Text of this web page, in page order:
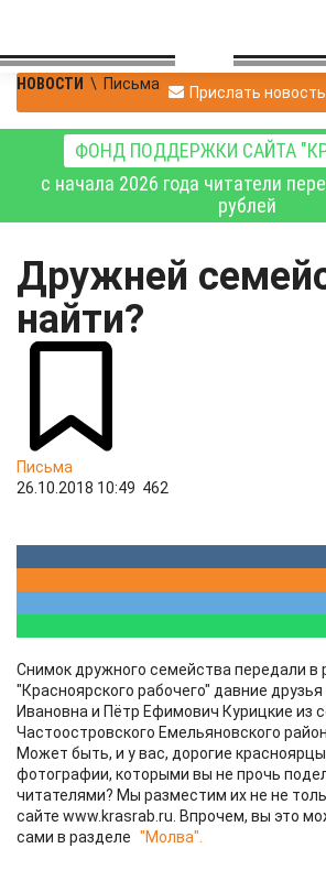
НОВОСТИ \ Письма Прислать новость
ФОНД ПОДДЕРЖКИ САЙТА
с начала 2026 года читатели
рублей
Дружней
найти?
Письма
26.10.2018 10:49 462
Снимок дружного семейства передали в
"Красноярского рабочего" давние
Ивановна и Пётр Ефимович Курицкие из
Частоостровского Емельяновского
Может быть, и у вас, дорогие
фотографии, которыми вы не прочь
читателями? Мы разместим их не не
сайте www.krasrab.ru. Впрочем, вы это
сами в разделе "Молва".